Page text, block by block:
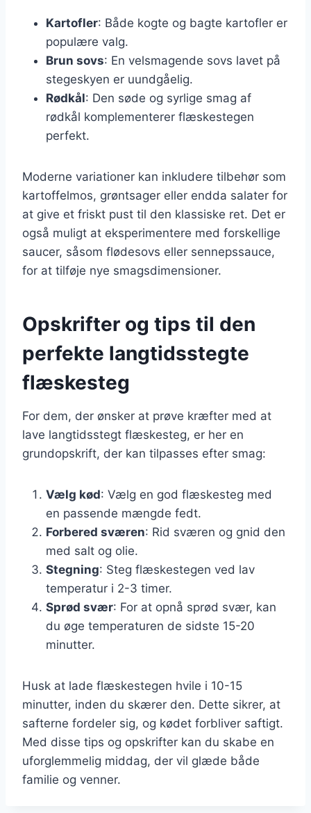
Kartofler: Både kogte og bagte kartofler er
populære valg.
Brun sovs: En velsmagende sovs lavet på
stegeskyen er uundgåelig.
Rødkål: Den søde og syrlige smag af
rødkål komplementerer flæskestegen
perfekt.
Moderne variationer kan inkludere tilbehør som
kartoffelmos, grøntsager eller endda salater for
at give et friskt pust til den klassiske ret. Det er
også muligt at eksperimentere med forskellige
saucer, såsom flødesovs eller sennepssauce,
for at tilføje nye smagsdimensioner.
Opskrifter og tips til den
perfekte langtidsstegte
flæskesteg
For dem, der ønsker at prøve kræfter med at
lave langtidsstegt flæskesteg, er her en
grundopskrift, der kan tilpasses efter smag:
Vælg kød: Vælg en god flæskesteg med
en passende mængde fedt.
Forbered sværen: Rid sværen og gnid den
med salt og olie.
Stegning: Steg flæskestegen ved lav
temperatur i 2-3 timer.
Sprød svær: For at opnå sprød svær, kan
du øge temperaturen de sidste 15-20
minutter.
Husk at lade flæskestegen hvile i 10-15
minutter, inden du skærer den. Dette sikrer, at
safterne fordeler sig, og kødet forbliver saftigt.
Med disse tips og opskrifter kan du skabe en
uforglemmelig middag, der vil glæde både
familie og venner.